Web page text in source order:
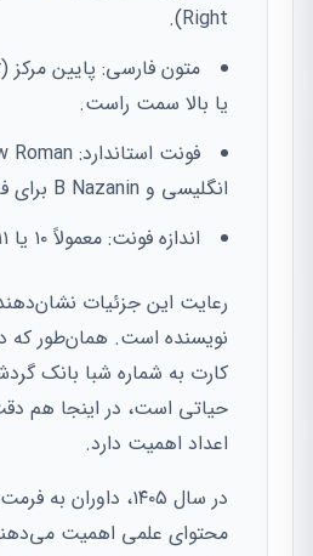
Right).
یا بالا سمت راست.
انگلیسی و B Nazanin برای فارسی.
اندازه فونت: معمولاً ۱۰ یا ۱۱ پوینت.
رعایت این جزئیات
نویسنده است. همان‌طور که
کارت به شماره شبا بانک
حیاتی است، در اینجا هم
اعداد اهمیت دارد.
در سال ۱۴۰۵، داوران
محتوای علمی اهمیت